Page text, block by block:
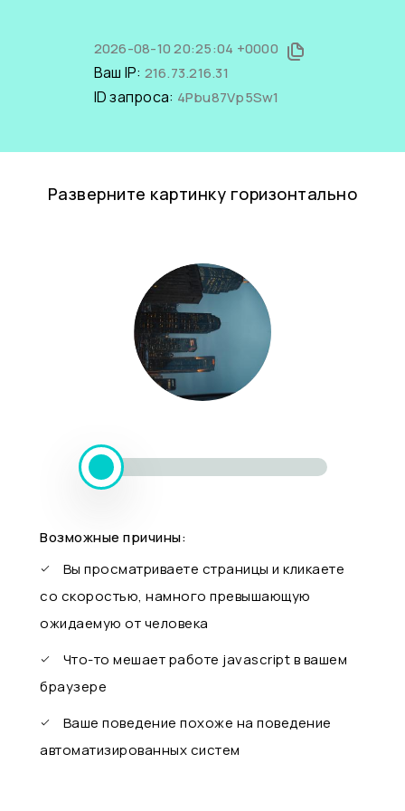
2026-08-10 20:25:04 +0000
Ваш IP: 216.73.216.31
ID запроса: 4Pbu87Vp5Sw1
Разверните картинку горизонтально
Возможные причины:
Вы просматриваете страницы и кликаете
со скоростью, намного превышающую
ожидаемую от человека
Что-то мешает работе javascript в вашем
браузере
Ваше поведение похоже на поведение
автоматизированных систем